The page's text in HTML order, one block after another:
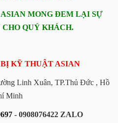
MONG ĐEM LẠI SỰ
QUÝ KHÁCH.
KỸ THUẬT ASIAN
Linh Xuân, TP.Thủ Đức , Hồ
Minh
- 0908076422 ZALO